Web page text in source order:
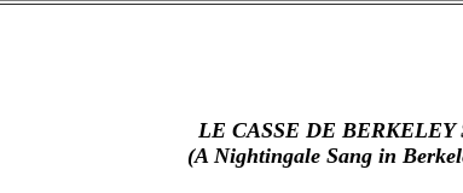
LE CASSE DE BERKELEY
(A Nightingale Sang in